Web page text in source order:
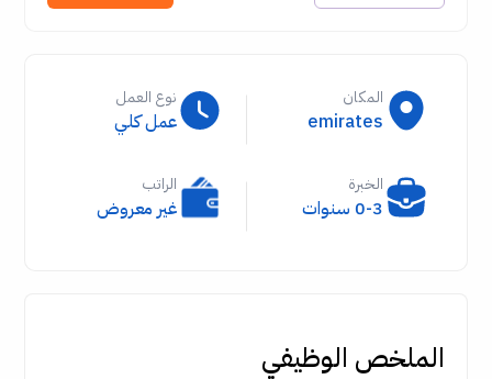
المكان
emirates
نوع العمل
عمل كلي
الخبرة
0-3 سنوات
الراتب
غير معروض
الملخص الوظيفي